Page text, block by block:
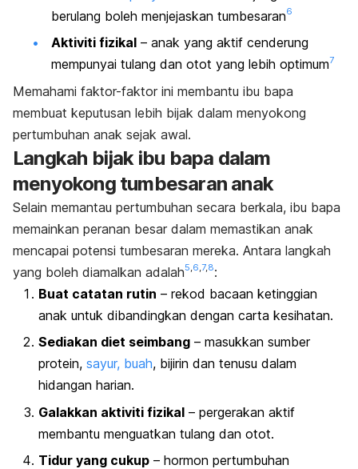
berulang boleh menjejaskan tumbesaran6
Aktiviti fizikal – anak yang aktif cenderung
mempunyai tulang dan otot yang lebih optimum7
Memahami faktor-faktor ini membantu ibu bapa
membuat keputusan lebih bijak dalam menyokong
pertumbuhan anak sejak awal.
Langkah bijak ibu bapa dalam
menyokong tumbesaran anak
Selain memantau pertumbuhan secara berkala, ibu bapa
memainkan peranan besar dalam memastikan anak
mencapai potensi tumbesaran mereka. Antara langkah
yang boleh diamalkan adalah5,6,7,8:
Buat catatan rutin – rekod bacaan ketinggian
anak untuk dibandingkan dengan carta kesihatan.
Sediakan diet seimbang – masukkan sumber
protein, sayur, buah, bijirin dan tenusu dalam
hidangan harian.
Galakkan aktiviti fizikal – pergerakan aktif
membantu menguatkan tulang dan otot.
Tidur yang cukup – hormon pertumbuhan